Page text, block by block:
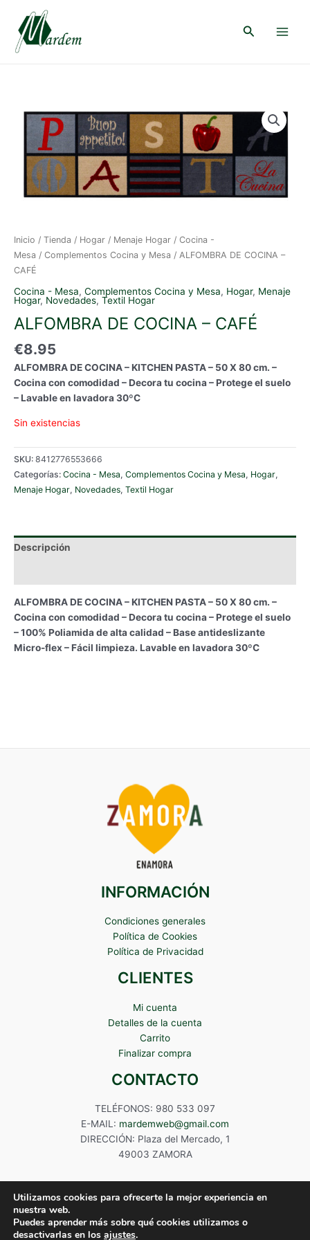
contenido
Buscar
Inicio / Tienda / Hogar / Menaje Hogar / Cocina -
Mesa / Complementos Cocina y Mesa / ALFOMBRA DE COCINA –
CAFÉ
Cocina - Mesa, Complementos Cocina y Mesa, Hogar, Menaje
Hogar, Novedades, Textil Hogar
ALFOMBRA DE COCINA – CAFÉ
€8.95
ALFOMBRA DE COCINA – KITCHEN PASTA – 50 X 80 cm. –
Cocina con comodidad – Decora tu cocina – Protege el suelo
– Lavable en lavadora 30ºC
Sin existencias
SKU: 8412776553666
Categorías: Cocina - Mesa, Complementos Cocina y Mesa, Hogar,
Menaje Hogar, Novedades, Textil Hogar
Descripción
ALFOMBRA DE COCINA – KITCHEN PASTA – 50 X 80 cm. –
Cocina con comodidad – Decora tu cocina – Protege el suelo
– 100% Poliamida de alta calidad – Base antideslizante
Micro-flex – Fácil limpieza. Lavable en lavadora 30ºC
INFORMACIÓN
Condiciones generales
Política de Cookies
Política de Privacidad
CLIENTES
Mi cuenta
Detalles de la cuenta
Carrito
Finalizar compra
CONTACTO
TELÉFONOS: 980 533 097
E-MAIL: mardemweb@gmail.com
DIRECCIÓN: Plaza del Mercado, 1
49003 ZAMORA
Copyright © 2024 Mardem
Utilizamos cookies para ofrecerte la mejor experiencia en
nuestra web.
Puedes aprender más sobre qué cookies utilizamos o
desactivarlas en los ajustes.